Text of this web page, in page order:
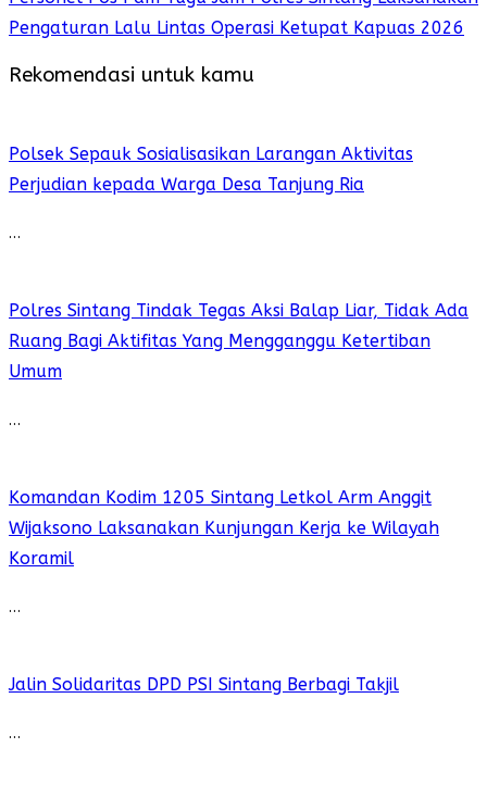
Pengaturan Lalu Lintas Operasi Ketupat Kapuas 2026
Rekomendasi untuk kamu
Polsek Sepauk Sosialisasikan Larangan Aktivitas
Perjudian kepada Warga Desa Tanjung Ria
…
Polres Sintang Tindak Tegas Aksi Balap Liar, Tidak Ada
Ruang Bagi Aktifitas Yang Mengganggu Ketertiban
Umum
…
Komandan Kodim 1205 Sintang Letkol Arm Anggit
Wijaksono Laksanakan Kunjungan Kerja ke Wilayah
Koramil
…
Jalin Solidaritas DPD PSI Sintang Berbagi Takjil
…